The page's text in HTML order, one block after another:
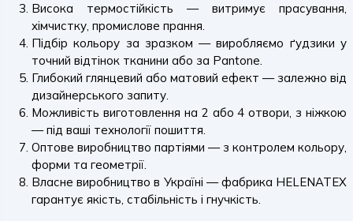
Висока термостійкість — витримує прасування,
хімчистку, промислове прання.
Підбір кольору за зразком — виробляємо ґудзики у
точний відтінок тканини або за Pantone.
Глибокий глянцевий або матовий ефект — залежно від
дизайнерського запиту.
Можливість виготовлення на 2 або 4 отвори, з ніжкою
— під ваші технології пошиття.
Оптове виробництво партіями — з контролем кольору,
форми та геометрії.
Власне виробництво в Україні — фабрика HELENATEX
гарантує якість, стабільність і гнучкість.